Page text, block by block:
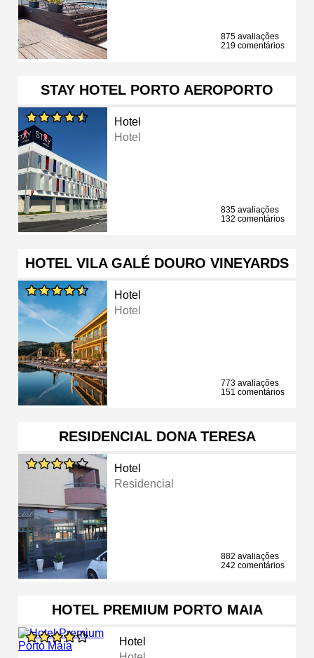
875 avaliações
219 comentários
STAY HOTEL PORTO AEROPORTO
Hotel
Hotel
835 avaliações
132 comentários
HOTEL VILA GALÉ DOURO VINEYARDS
Hotel
Hotel
773 avaliações
151 comentários
RESIDENCIAL DONA TERESA
Hotel
Residencial
882 avaliações
242 comentários
HOTEL PREMIUM PORTO MAIA
Hotel